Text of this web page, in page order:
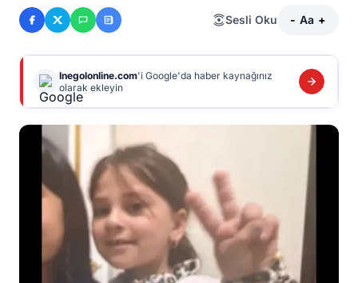
Sesli Oku - Aa +
Inegolonline.com'i Google'da haber kaynağınız
olarak ekleyin